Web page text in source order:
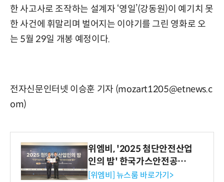
한 사고사로 조작하는 설계자 ‘영일’(강동원)이 예기치 못
한 사건에 휘말리며 벌어지는 이야기를 그린 영화로 오
는 5월 29일 개봉 예정이다.
전자신문인터넷 이승훈 기자 (mozart1205@etnews.c
om)
위엠비, '2025 첨단안전산업
인의 밤' 한국가스안전공사
사장상 수상
[위엠비] 뉴스룸 바로가기>